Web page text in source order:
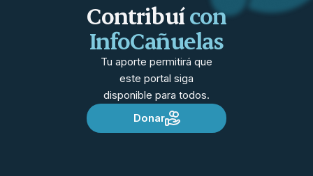
Contribuícon
InfoCañuelas
Tu aporte permitirá que
este portal siga
disponible para todos.
Donar